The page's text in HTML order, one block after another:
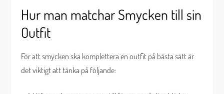
Hur man matchar Smycken till sin
Outfit
För att smycken ska komplettera en outfit på bästa sätt är
det viktigt att tänka på följande: